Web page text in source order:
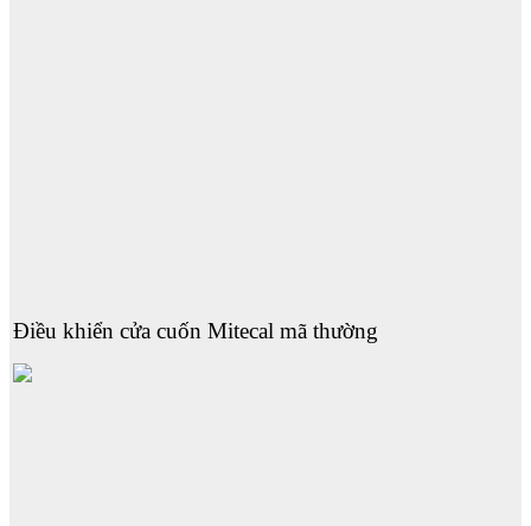
Điều khiển cửa cuốn Mitecal mã thường